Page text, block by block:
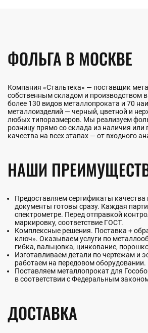
ФОЛЬГА В МОСКВЕ
Компания «Стальтека» — поставщик
собственным складом и производством
более 130 видов металлопроката и 70
металлоизделий — черный, цветной и
любых типоразмеров. Мы реализуем
розницу прямо со склада из наличия или
качества на всех этапах — от входного
НАШИ
Предоставляем сертификаты качества
документы готовы сразу. Каждая
спектрометре. Перед отправкой
маркировку, соответствие ГОСТ.
Комплексные решения. Поставка +
ключ». Оказываем услуги по
гибка, вальцовка, цинкование,
Изготавливаем детали по чертежам и
работаем на передовом оборудовании.
Поставляем металлопрокат для
в соответствии с Федеральным
ДОСТАВКА